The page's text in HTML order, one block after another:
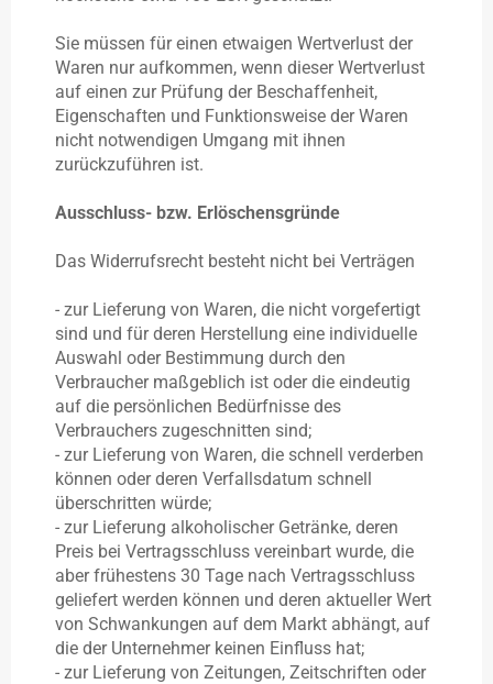
Sie müssen für einen etwaigen Wertverlust der
Waren nur aufkommen, wenn dieser Wertverlust
auf einen zur Prüfung der Beschaffenheit,
Eigenschaften und Funktionsweise der Waren
nicht notwendigen Umgang mit ihnen
zurückzuführen ist.
Ausschluss- bzw. Erlöschensgründe
Das Widerrufsrecht besteht nicht bei Verträgen
- zur Lieferung von Waren, die nicht vorgefertigt
sind und für deren Herstellung eine individuelle
Auswahl oder Bestimmung durch den
Verbraucher maßgeblich ist oder die eindeutig
auf die persönlichen Bedürfnisse des
Verbrauchers zugeschnitten sind;
- zur Lieferung von Waren, die schnell verderben
können oder deren Verfallsdatum schnell
überschritten würde;
- zur Lieferung alkoholischer Getränke, deren
Preis bei Vertragsschluss vereinbart wurde, die
aber frühestens 30 Tage nach Vertragsschluss
geliefert werden können und deren aktueller Wert
von Schwankungen auf dem Markt abhängt, auf
die der Unternehmer keinen Einfluss hat;
- zur Lieferung von Zeitungen, Zeitschriften oder